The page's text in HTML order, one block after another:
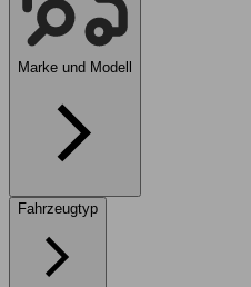
Marke und Modell
Fahrzeugtyp